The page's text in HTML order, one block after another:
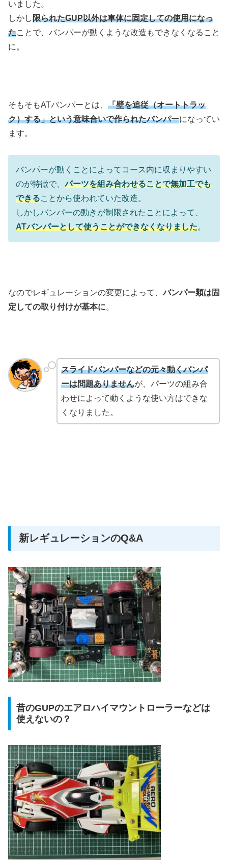
いました。
しかし限られたGUP以外は車体に固定しての使用になっ
たことで、バンパーが動くような改造もできなくなること
に。
そもそもATバンパーとは、 「壁を追従（オートトラッ
ク）する」という意味合いで作られたバンパーになってい
ます。
バンパーが動くことによってコース内に収まりやすい
のが特徴で、パーツを組み合わせることで無加工でも
できることから使われていた改造。
しかしバンパーの動きが制限されたことによって、
ATバンパーとして使うことができなくなりました。
なのでレギュレーションの変更によって、バンパー類は固
定しての取り付けが基本に。
スライドバンパーなどの元々動くバンパ
ーは問題ありませんが、パーツの組み合
わせによって動くような使い方はできな
くなりました。
新レギュレーションのQ&A
昔のGUPのエアロハイマウントローラーなどは
使えないの？